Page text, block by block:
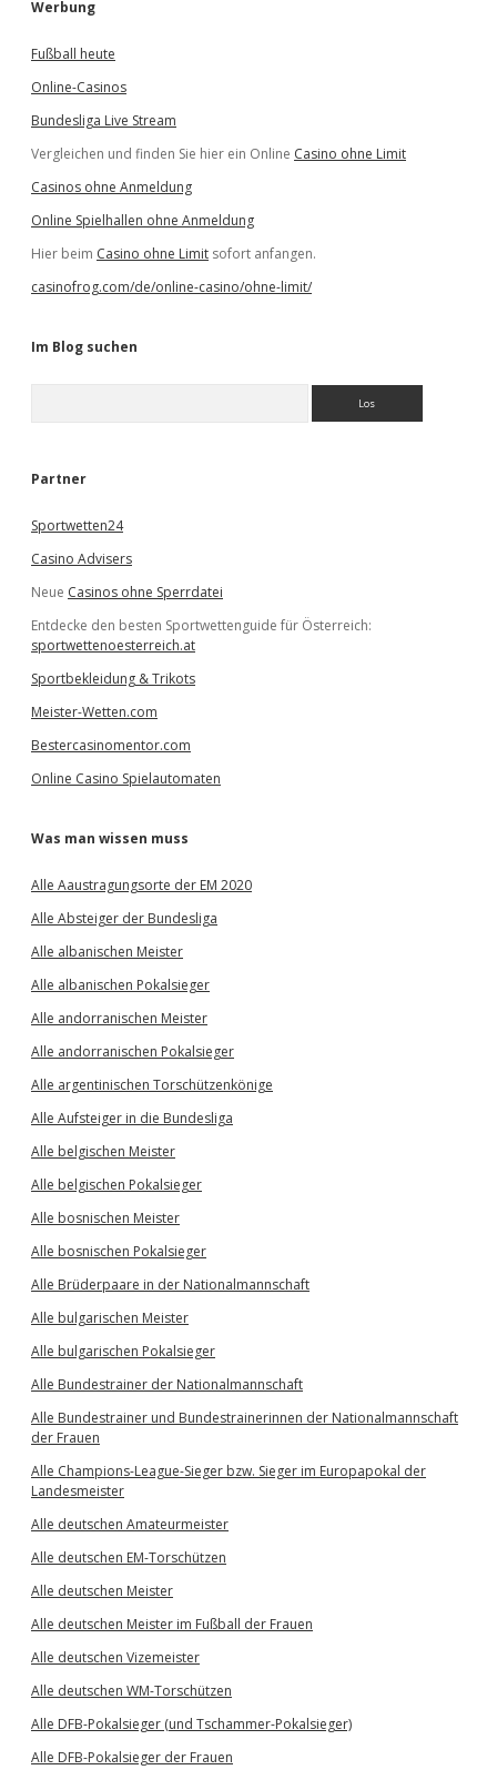
Werbung
Fußball heute
Online-Casinos
Bundesliga Live Stream
Vergleichen und finden Sie hier ein Online Casino ohne Limit
Casinos ohne Anmeldung
Online Spielhallen ohne Anmeldung
Hier beim Casino ohne Limit sofort anfangen.
casinofrog.com/de/online-casino/ohne-limit/
Im Blog suchen
e
Partner
Sportwetten24
Casino Advisers
Neue Casinos ohne Sperrdatei
Entdecke den besten Sportwettenguide für Österreich:
sportwettenoesterreich.at
Sportbekleidung & Trikots
Meister-Wetten.com
Bestercasinomentor.com
Online Casino Spielautomaten
Was man wissen muss
Alle Aaustragungsorte der EM 2020
Alle Absteiger der Bundesliga
Alle albanischen Meister
Alle albanischen Pokalsieger
Alle andorranischen Meister
Alle andorranischen Pokalsieger
Alle argentinischen Torschützenkönige
Alle Aufsteiger in die Bundesliga
Alle belgischen Meister
Alle belgischen Pokalsieger
Alle bosnischen Meister
Alle bosnischen Pokalsieger
Alle Brüderpaare in der Nationalmannschaft
Alle bulgarischen Meister
Alle bulgarischen Pokalsieger
Alle Bundestrainer der Nationalmannschaft
Alle Bundestrainer und Bundestrainerinnen der Nationalmannschaft
der Frauen
Alle Champions-League-Sieger bzw. Sieger im Europapokal der
Landesmeister
Alle deutschen Amateurmeister
Alle deutschen EM-Torschützen
Alle deutschen Meister
Alle deutschen Meister im Fußball der Frauen
Alle deutschen Vizemeister
Alle deutschen WM-Torschützen
Alle DFB-Pokalsieger (und Tschammer-Pokalsieger)
Alle DFB-Pokalsieger der Frauen